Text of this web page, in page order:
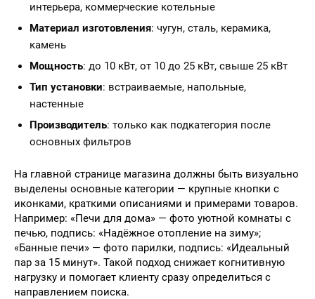
интерьера, коммерческие котельные
Материал изготовления: чугун, сталь, керамика,
камень
Мощность: до 10 кВт, от 10 до 25 кВт, свыше 25 кВт
Тип установки: встраиваемые, напольные,
настенные
Производитель: только как подкатегория после
основных фильтров
На главной странице магазина должны быть визуально
выделены основные категории — крупные кнопки с
иконками, краткими описаниями и примерами товаров.
Например: «Печи для дома» — фото уютной комнаты с
печью, подпись: «Надёжное отопление на зиму»;
«Банные печи» — фото парилки, подпись: «Идеальный
пар за 15 минут». Такой подход снижает когнитивную
нагрузку и помогает клиенту сразу определиться с
направлением поиска.